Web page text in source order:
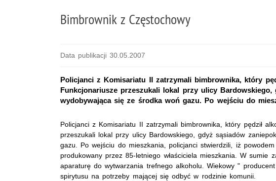
Bimbrownik z Częstochowy
Data publikacji 30.05.2007
Policjanci z Komisariatu II zatrzymali bimbrownika, który
Funkcjonariusze przeszukali lokal przy ulicy Bardowskiego,
wydobywająca się ze środka woń gazu. Po wejściu do
Policjanci z Komisariatu II zatrzymali bimbrownika, który pędził
przeszukali lokal przy ulicy Bardowskiego, gdyż sąsiadów
gazu. Po wejściu do mieszkania, policjanci stwierdzili, iż
produkowany przez 85-letniego właściciela mieszkania. W sumie
aparaturę do wytwarzania trefnego alkoholu. Wiekowy "
spirytusu na potrzeby mającej się odbyć w rodzinie komunii.